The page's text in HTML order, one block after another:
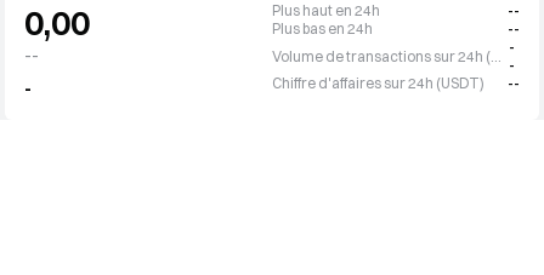
0,00
--
-
Plus haut en 24h
--
Plus bas en 24h
--
-
-
Chiffre d'affaires sur 24h (USDT)
--